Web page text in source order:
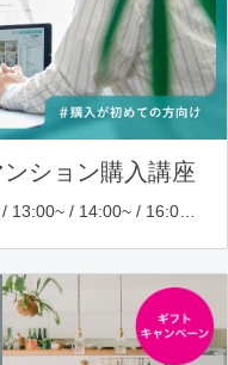
ション購入講座